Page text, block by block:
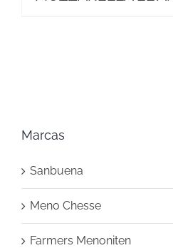
Marcas
Sanbuena
Meno Chesse
Farmers Menoniten